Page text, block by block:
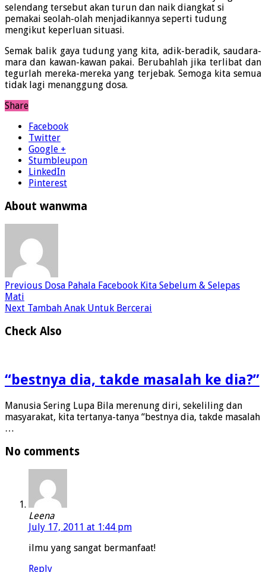
selendang tersebut akan turun dan naik diangkat si
pemakai seolah-olah menjadikannya seperti tudung
mengikut keperluan situasi.
Semak balik gaya tudung yang kita, adik-beradik, saudara-
mara dan kawan-kawan pakai. Berubahlah jika terlibat dan
tegurlah mereka-mereka yang terjebak. Semoga kita semua
tidak lagi menanggung dosa.
Share
Facebook
Twitter
Google +
Stumbleupon
LinkedIn
Pinterest
About wanwma
Previous Dosa Pahala Facebook Kita Sebelum & Selepas
Mati
Next Tambah Anak Untuk Bercerai
Check Also
“bestnya dia, takde masalah ke dia?”
Manusia Sering Lupa Bila merenung diri, sekeliling dan
masyarakat, kita tertanya-tanya “bestnya dia, takde masalah
…
No comments
Leena
July 17, 2011 at 1:44 pm
ilmu yang sangat bermanfaat!
Reply